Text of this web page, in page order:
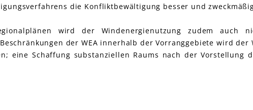
die Konfliktbewältigung besser und
wird der Windenergienutzung zudem auch
der WEA innerhalb der Vorranggebiete wird der
eine Schaffung substanziellen Raums nach der Vorstellung